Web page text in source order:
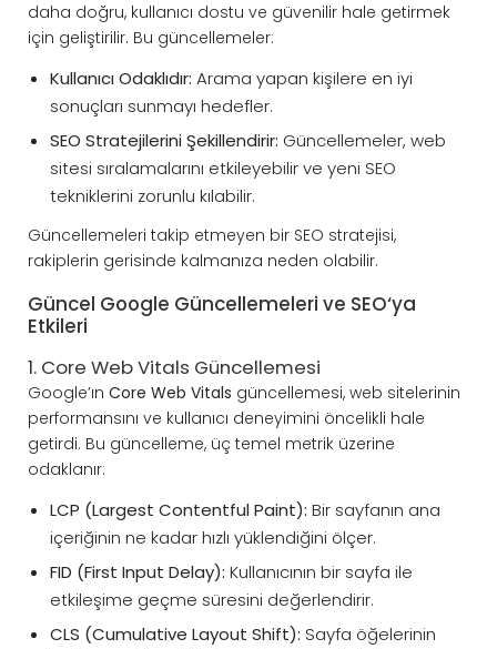
daha doğru, kullanıcı dostu ve güvenilir hale getirmek
için geliştirilir. Bu güncellemeler:
Kullanıcı Odaklıdır: Arama yapan kişilere en iyi
sonuçları sunmayı hedefler.
SEO Stratejilerini Şekillendirir: Güncellemeler, web
sitesi sıralamalarını etkileyebilir ve yeni SEO
tekniklerini zorunlu kılabilir.
Güncellemeleri takip etmeyen bir SEO stratejisi,
rakiplerin gerisinde kalmanıza neden olabilir.
Güncel Google Güncellemeleri ve SEO‘ya
Etkileri
1. Core Web Vitals Güncellemesi
Google’ın Core Web Vitals güncellemesi, web sitelerinin
performansını ve kullanıcı deneyimini öncelikli hale
getirdi. Bu güncelleme, üç temel metrik üzerine
odaklanır:
LCP (Largest Contentful Paint): Bir sayfanın ana
içeriğinin ne kadar hızlı yüklendiğini ölçer.
FID (First Input Delay): Kullanıcının bir sayfa ile
etkileşime geçme süresini değerlendirir.
CLS (Cumulative Layout Shift): Sayfa öğelerinin